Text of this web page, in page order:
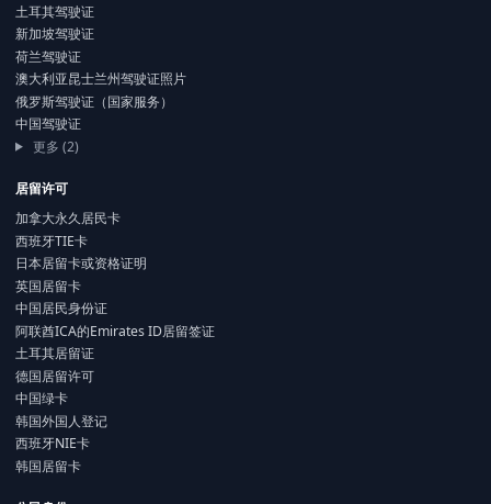
土耳其驾驶证
新加坡驾驶证
荷兰驾驶证
澳大利亚昆士兰州驾驶证照片
俄罗斯驾驶证（国家服务）
中国驾驶证
更多 (2)
居留许可
加拿大永久居民卡
西班牙TIE卡
日本居留卡或资格证明
英国居留卡
中国居民身份证
阿联酋ICA的Emirates ID居留签证
土耳其居留证
德国居留许可
中国绿卡
韩国外国人登记
西班牙NIE卡
韩国居留卡